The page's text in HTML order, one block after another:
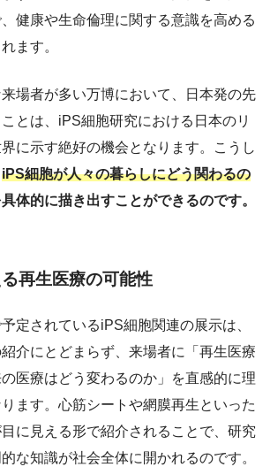
健康や生命倫理に関する意識を高める
ます。
場者が多い万博において、日本発の先
とは、iPS細胞研究における日本のリ
に示す絶好の機会となります。こうし
iPS細胞が人々の暮らしにどう関わるの
体的に描き出すことができるのです。
再生医療の可能性
定されているiPS細胞関連の展示は、
介にとどまらず、来場者に「再生医療
医療はどう変わるのか」を直感的に理
ます。心筋シートや網膜再生といった
に見える形で紹介されることで、研究
な知識が社会全体に開かれるのです。